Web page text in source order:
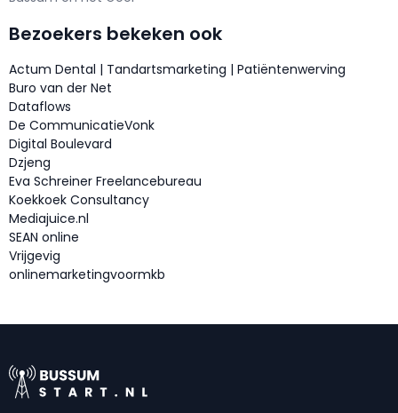
Bezoekers bekeken ook
Actum Dental | Tandartsmarketing | Patiëntenwerving
Buro van der Net
Dataflows
De CommunicatieVonk
Digital Boulevard
Dzjeng
Eva Schreiner Freelancebureau
Koekkoek Consultancy
Mediajuice.nl
SEAN online
Vrijgevig
onlinemarketingvoormkb